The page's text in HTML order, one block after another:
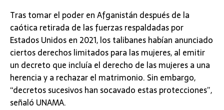
Tras tomar el poder en Afganistán después de la
caótica retirada de las fuerzas respaldadas por
Estados Unidos en 2021, los talibanes habían anunciado
ciertos derechos limitados para las mujeres, al emitir
un decreto que incluía el derecho de las mujeres a una
herencia y a rechazar el matrimonio. Sin embargo,
“decretos sucesivos han socavado estas protecciones”,
señaló UNAMA.